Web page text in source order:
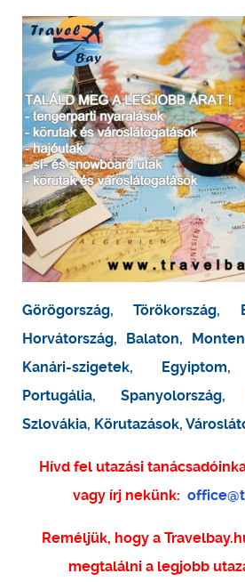
Görögország,Törökország,
Horvátország, Balaton,
Kanári-szigetek, Egyiptom
Portugália, Spanyolország,
Szlovákia, Körutazások,
Hívd fel utazási
vagy írj nekünk:
Reméljük, hogy a
megtalálni a legjobb